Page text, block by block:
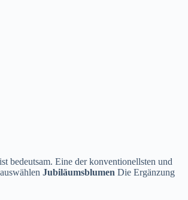
bedeutsam. Eine der konventionellsten und
Jubiläumsblumen Die Ergänzung